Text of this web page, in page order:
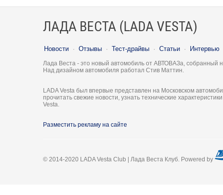
ЛАДА ВЕСТА (LADA VESTA)
Новости · Отзывы · Тест-драйвы · Статьи · Интервью
Лада Веста - это новый автомобиль от АВТОВАЗа, собранный
Над дизайном автомобиля работал Стив Маттин.
LADA Vesta был впервые представлен на Московском
прочитать свежие новости, узнать технические
Vesta.
Разместить рекламу на сайте
© 2014-2020 LADA Vesta Club | Лада Веста Клуб. Powered by